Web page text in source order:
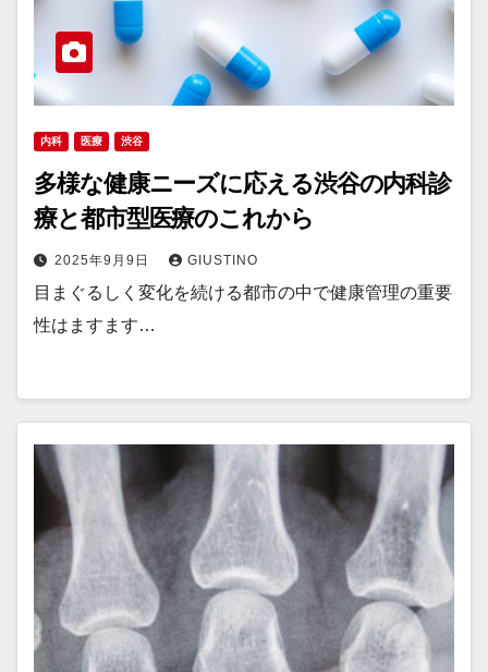
内科 医療 渋谷
多様な健康ニーズに応える渋谷の内科診
療と都市型医療のこれから
2025年9月9日 GIUSTINO
目まぐるしく変化を続ける都市の中で健康管理の重要
性はますます…